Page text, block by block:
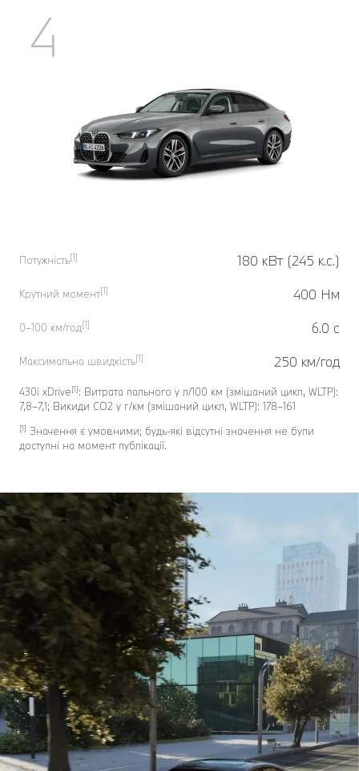
4
Потужність[1] 180 кВт (245 к.с.)
Крутний момент[1] 400 Нм
0–100 км/год[1] 6.0 с
Максимальна швидкість[1] 250 км/год
430i xDrive[1]: Витрата пального у л/100 км (змішаний цикл, WLTP):
7,8–7,1; Викиди CO2 у г/км (змішаний цикл, WLTP): 178–161
[1] Значення є умовними; будь-які відсутні значення не були
доступні на момент публікації.